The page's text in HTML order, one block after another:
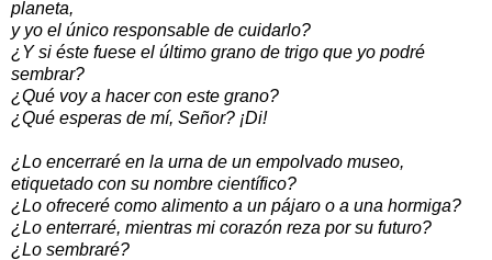
planeta,
y yo el único responsable de cuidarlo?
¿Y si éste fuese el último grano de trigo que yo podré
sembrar?
¿Qué voy a hacer con este grano?
¿Qué esperas de mí, Señor? ¡Di!
¿Lo encerraré en la urna de un empolvado museo,
etiquetado con su nombre científico?
¿Lo ofreceré como alimento a un pájaro o a una hormiga?
¿Lo enterraré, mientras mi corazón reza por su futuro?
¿Lo sembraré?